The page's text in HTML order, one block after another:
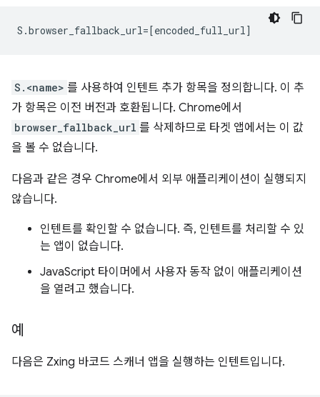
S.<name> 를 사용하여 인텐트 추가 항목을 정의합니다. 이 추
가 항목은 이전 버전과 호환됩니다. Chrome에서
browser_fallback_url 를 삭제하므로 타겟 앱에서는 이 값
을 볼 수 없습니다.
다음과 같은 경우 Chrome에서 외부 애플리케이션이 실행되지
않습니다.
인텐트를 확인할 수 없습니다. 즉, 인텐트를 처리할 수 있
는 앱이 없습니다.
JavaScript 타이머에서 사용자 동작 없이 애플리케이션
을 열려고 했습니다.
예
다음은 Zxing 바코드 스캐너 앱을 실행하는 인텐트입니다.